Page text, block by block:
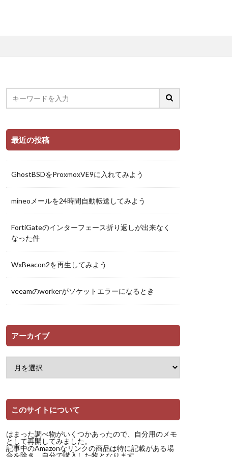
最近の投稿
GhostBSDをProxmoxVE9に入れてみよう
mineoメールを24時間自動転送してみよう
FortiGateのインターフェース折り返しが出来なく
なった件
WxBeacon2を再生してみよう
veeamのworkerがソケットエラーになるとき
アーカイブ
このサイトについて
はまった調べ物がいくつかあったので、自分用のメモ
として再開してみました。
記事中のAmazonなリンクの商品は特に記載がある場
合を除き、自分で購入した物となります。